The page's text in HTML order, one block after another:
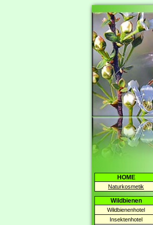
HOME
Naturkosmetik
Wildbienen
Wildbienenhotel
Insektenhotel